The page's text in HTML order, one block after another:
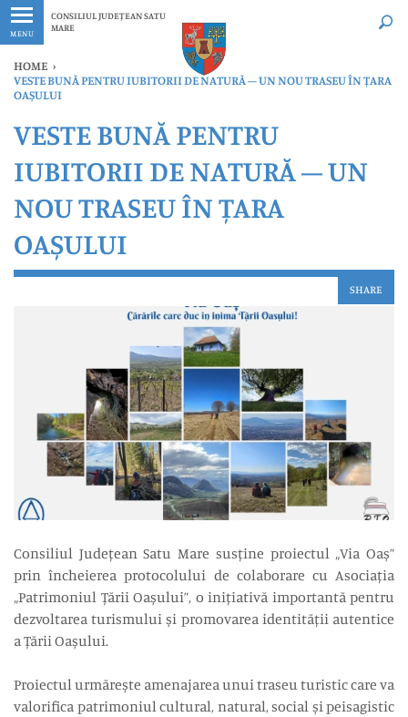
MENU
CONSILIUL JUDEȚEAN SATU
MARE
Ultimele
HOME ›
VESTE BUNĂ PENTRU IUBITORII DE NATURĂ – UN NOU TRASEU ÎN ȚARA
OAȘULUI
VESTE BUNĂ PENTRU
IUBITORII DE NATURĂ – UN
NOU TRASEU ÎN ȚARA
OAȘULUI
SHARE
Consiliul Județean Satu Mare susține proiectul „Via Oaș”
prin încheierea protocolului de colaborare cu Asociația
„Patrimoniul Țării Oașului”, o inițiativă importantă pentru
dezvoltarea turismului și promovarea identității autentice
a Țării Oașului.
Proiectul urmărește amenajarea unui traseu turistic care va
valorifica patrimoniul cultural, natural, social și peisagistic